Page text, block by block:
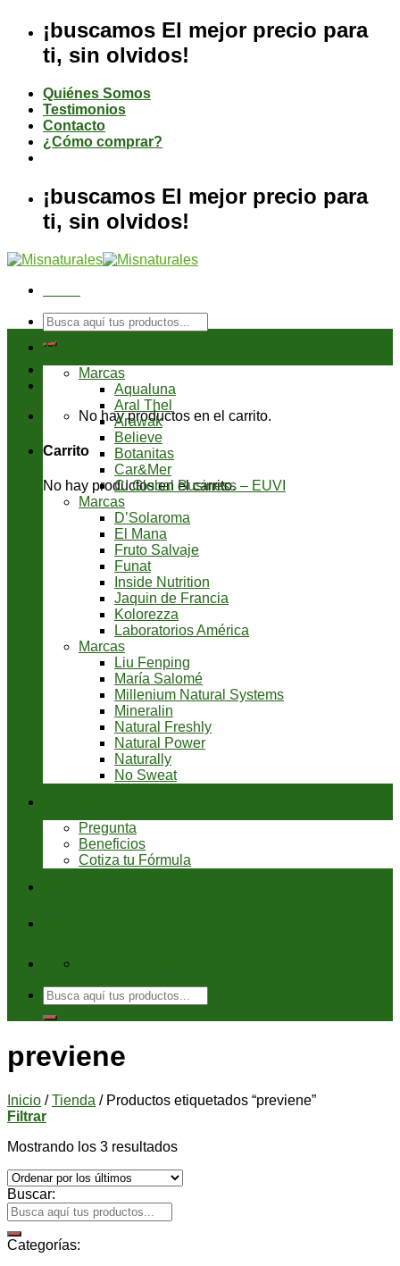
contenido
¡buscamos El mejor precio para
ti, sin olvidos!
Quiénes Somos
Testimonios
Contacto
¿Cómo comprar?
¡buscamos El mejor precio para
ti, sin olvidos!
Buscar
por:
No hay productos en el carrito.
Carrito
No hay productos en el carrito.
Tienda
Marcas
Aqualuna
Aral Thel
Arawak
Believe
Botanitas
Car&Mer
CI Global Business – EUVI
Marcas
D’Solaroma
El Mana
Fruto Salvaje
Funat
Inside Nutrition
Jaquin de Francia
Kolorezza
Laboratorios América
Marcas
Liu Fenping
María Salomé
Millenium Natural Systems
Mineralin
Natural Freshly
Natural Power
Naturally
No Sweat
Pregunta
Beneficios
Cotiza tu Fórmula
Buscar
por:
previene
Inicio / Tienda /Productos etiquetados “previene”
Filtrar
Mostrando los 3 resultados
Buscar:
Categorías: